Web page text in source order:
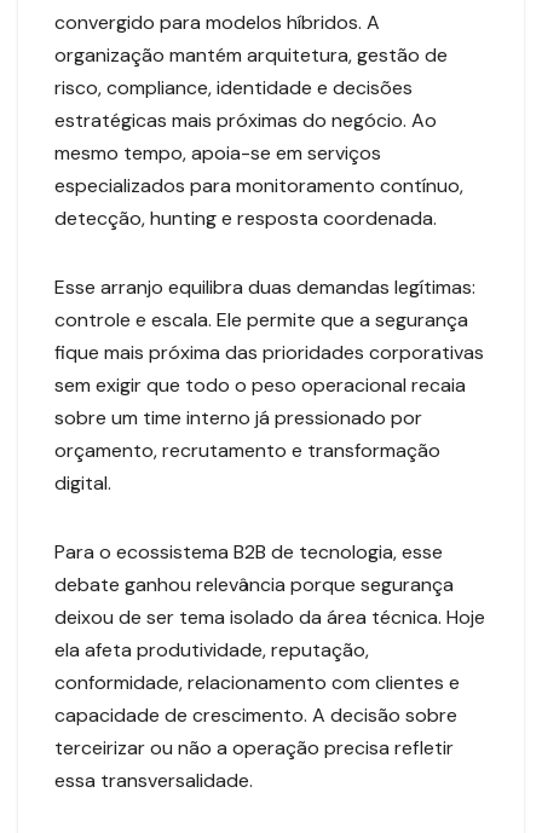
convergido para modelos híbridos. A
organização mantém arquitetura, gestão de
risco, compliance, identidade e decisões
estratégicas mais próximas do negócio. Ao
mesmo tempo, apoia-se em serviços
especializados para monitoramento contínuo,
detecção, hunting e resposta coordenada.
Esse arranjo equilibra duas demandas legítimas:
controle e escala. Ele permite que a segurança
fique mais próxima das prioridades corporativas
sem exigir que todo o peso operacional recaia
sobre um time interno já pressionado por
orçamento, recrutamento e transformação
digital.
Para o ecossistema B2B de tecnologia, esse
debate ganhou relevância porque segurança
deixou de ser tema isolado da área técnica. Hoje
ela afeta produtividade, reputação,
conformidade, relacionamento com clientes e
capacidade de crescimento. A decisão sobre
terceirizar ou não a operação precisa refletir
essa transversalidade.